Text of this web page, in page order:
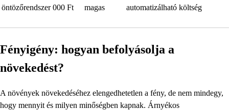
öntözőrendszer 000 Ft
magas
automatizálható költség
Fényigény: hogyan befolyásolja a
növekedést?
A növények növekedéséhez elengedhetetlen a fény, de nem mindegy,
hogy mennyit és milyen minőségben kapnak. Árnyékos